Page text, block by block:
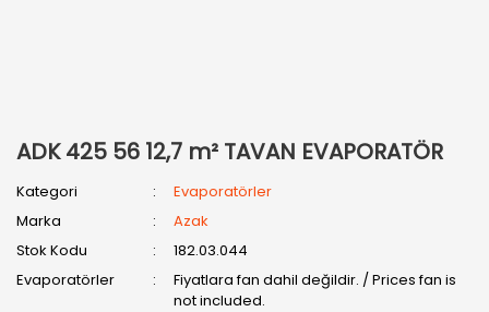
ADK 425 56 12,7 m² TAVAN EVAPORATÖR
Kategori
Evaporatörler
Marka
Azak
Stok Kodu
182.03.044
Evaporatörler
Fiyatlara fan dahil değildir. / Prices fan is
not included.